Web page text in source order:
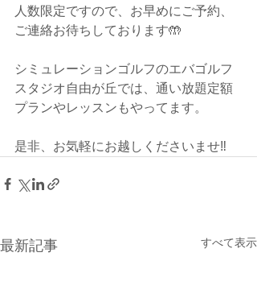
人数限定ですので、お早めにご予約、
ご連絡お待ちしております🤲
シミュレーションゴルフのエバゴルフ
スタジオ自由が丘では、通い放題定額
プランやレッスンもやってます。
是非、お気軽にお越しくださいませ‼️
最新記事 すべて表示